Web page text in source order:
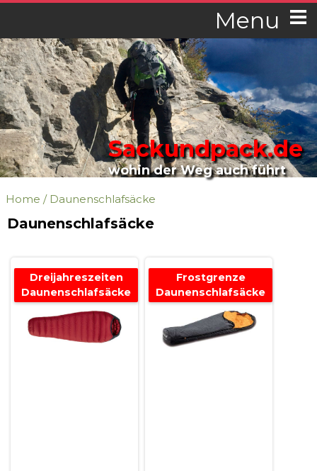
Menu
Sackundpack.de
wohin der Weg auch führt
Home / Daunenschlafsäcke
Daunenschlafsäcke
Dreijahreszeiten
Daunenschlafsäcke
Frostgrenze
Daunenschlafsäcke